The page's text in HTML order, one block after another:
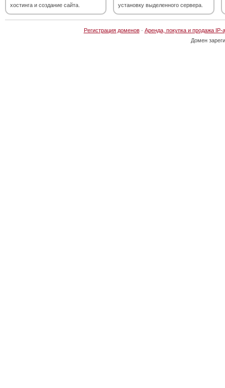
хостинга и создание сайта.
установку выделенного сервера.
Регистрация доменов· Аренда, покупка и продажа IP-
Домен